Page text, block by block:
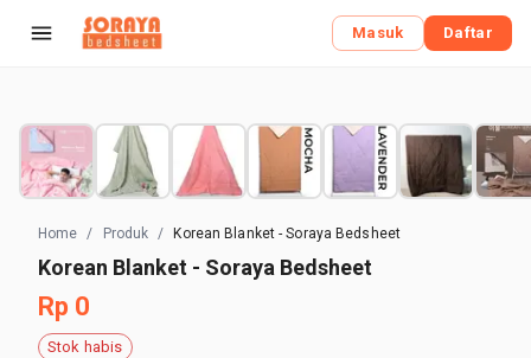
Masuk Daftar
Home / Produk / Korean Blanket - Soraya Bedsheet
Korean Blanket - Soraya Bedsheet
Rp 0
Stok habis